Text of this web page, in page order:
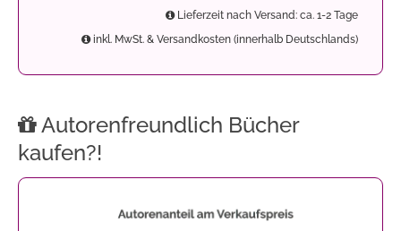
Lieferzeit nach Versand: ca. 1-2 Tage
inkl. MwSt. & Versandkosten (innerhalb Deutschlands)
Autorenfreundlich Bücher
kaufen?!